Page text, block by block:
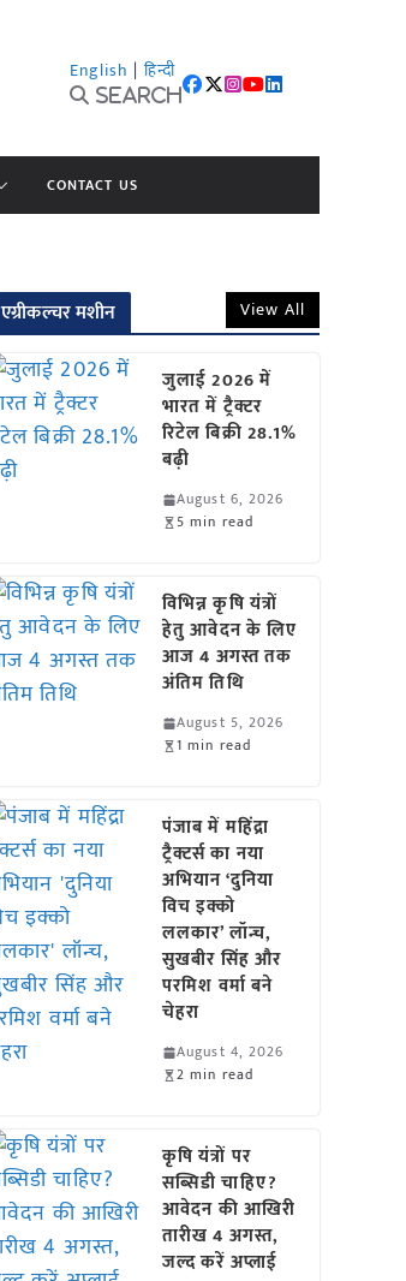
English | हिन्दी
Search
CONTACT US
एग्रीकल्चर मशीन View All
जुलाई 2026 में
भारत में ट्रैक्टर
रिटेल बिक्री 28.1%
बढ़ी
August 6, 2026
5 min read
विभिन्न कृषि यंत्रों
हेतु आवेदन के लिए
आज 4 अगस्त तक
अंतिम तिथि
August 5, 2026
1 min read
पंजाब में महिंद्रा
ट्रैक्टर्स का नया
अभियान ‘दुनिया
विच इक्को
ललकार’ लॉन्च,
सुखबीर सिंह और
परमिश वर्मा बने
चेहरा
August 4, 2026
2 min read
कृषि यंत्रों पर
सब्सिडी चाहिए?
आवेदन की आखिरी
तारीख 4 अगस्त,
जल्द करें अप्लाई